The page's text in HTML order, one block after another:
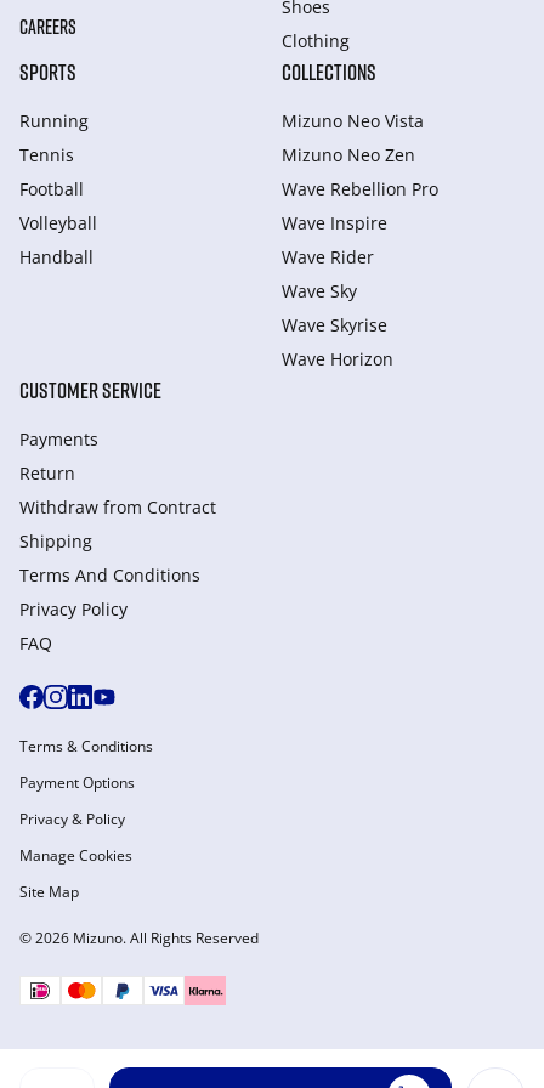
CAREERS
Shoes
Clothing
SPORTS
Running
Tennis
Football
Volleyball
Handball
COLLECTIONS
Mizuno Neo Vista
Mizuno Neo Zen
Wave Rebellion Pro
Wave Inspire
Wave Rider
Wave Sky
Wave Skyrise
Wave Horizon
CUSTOMER SERVICE
Payments
Return
Withdraw from Сontract
Shipping
Terms And Conditions
Privacy Policy
FAQ
© 2026 Mizuno. All Rights Reserved
Terms & Conditions
Payment Options
Privacy & Policy
Manage Cookies
Site Map